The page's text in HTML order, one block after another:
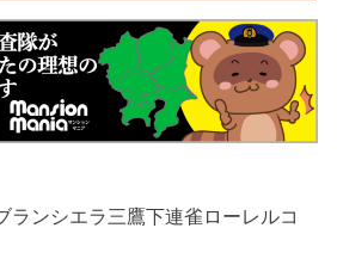
ランシエラ三鷹下連雀ローレルコ